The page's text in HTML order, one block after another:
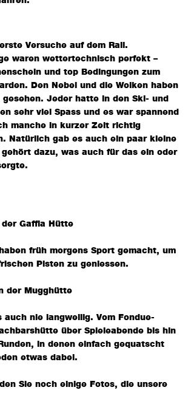
Versuche auf dem Rail.
waren wettertechnisch perfekt –
und top Bedingungen zum
Den Nebel und die Wolken haben
Jeder hatte in den Ski- und
sehr viel Spass und es war spannend
manche in kurzer Zeit richtig
Natürlich gab es auch ein paar kleine
dazu, was auch für das ein oder
Gaffia Hütte
früh morgens Sport gemacht, um
Pisten zu geniessen.
der Mugghütte
auch nie langweilig. Vom Fondue-
über Spieleabende bis hin
in denen einfach gequatscht
etwas dabei.
Sie noch einige Fotos, die unsere